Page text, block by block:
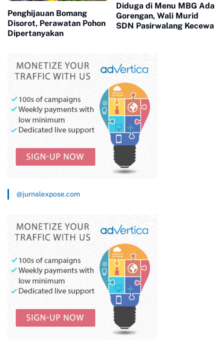
Penghijauan Bomang
Disorot, Perawatan Pohon
Dipertanyakan
Diduga di Menu MBG Ada
Gorengan, Wali Murid
SDN Pasirwalang Kecewa
@jurnalexpose.com